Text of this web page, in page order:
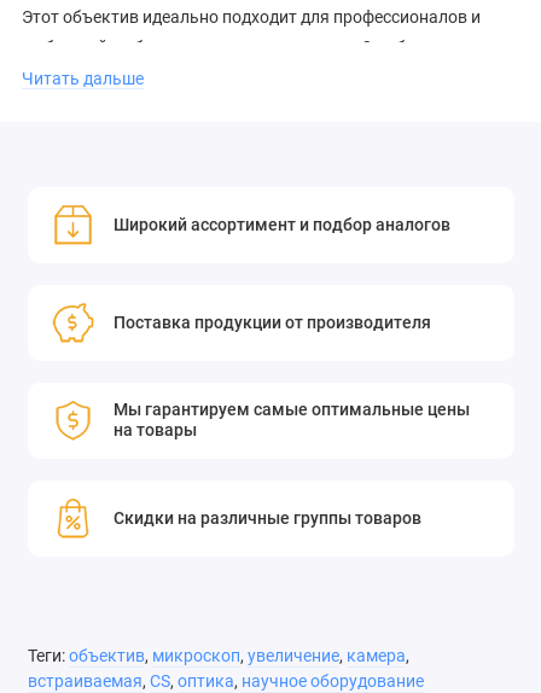
Этот объектив идеально подходит для профессионалов и
любителей, работающих с микроскопами. Он обеспечивает
высокую чёткость и точность изображений, что делает его
Характеристики:
встраиваемая камера 4,5 мм;
Объектив расширяющего
креплением CS
Читать дальше
Широкий ассортимент и подбор аналогов
Поставка продукции от производителя
Мы гарантируем самые оптимальные цены
на товары
Скидки на различные группы товаров
Теги:объектив, микроскоп, увеличение, камера,
встраиваемая, CS, оптика, научное оборудование